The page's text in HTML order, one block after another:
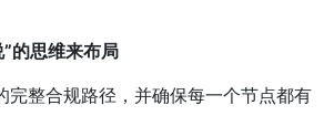
的思维来布局
合规路径，并确保每一个节点都有